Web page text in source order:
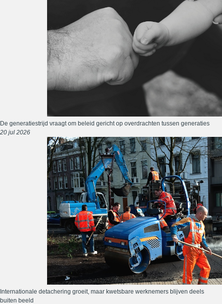
De generatiestrijd vraagt om beleid gericht op overdrachten tussen generaties
20 jul 2026
Internationale detachering groeit, maar kwetsbare werknemers blijven deels
buiten beeld